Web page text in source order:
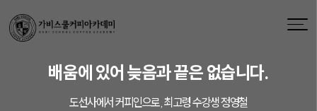
배움에 있어 늦음과 끝은 없습니다.
도선사에서 커피인으로, 최고령 수강생 정영철